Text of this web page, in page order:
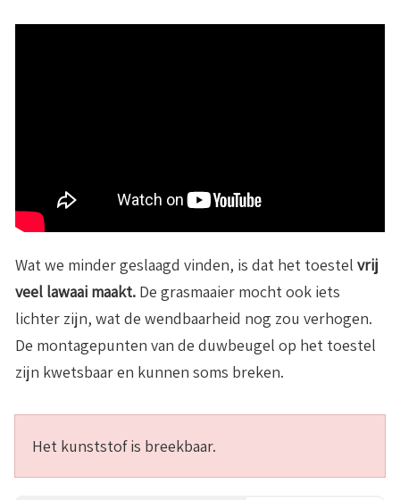
Wat we minder geslaagd vinden, is dat het toestel vrij
veel lawaai maakt. De grasmaaier mocht ook iets
lichter zijn, wat de wendbaarheid nog zou verhogen.
De montagepunten van de duwbeugel op het toestel
zijn kwetsbaar en kunnen soms breken.
Het kunststof is breekbaar.